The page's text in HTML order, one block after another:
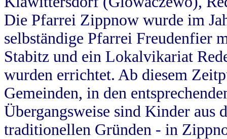
Die Pfarrei Zippnow wurde im
selbständige Pfarrei Freudenfier
Stabitz und ein Lokalvikariat
wurden errichtet. Ab diesem
Gemeinden, in den
Übergangsweise sind Kinder aus
traditionellen Gründen - in